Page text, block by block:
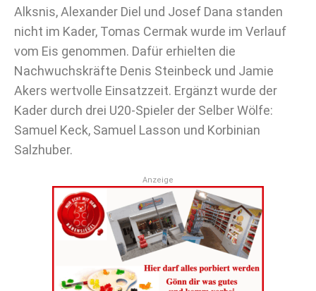
Alksnis, Alexander Diel und Josef Dana standen
nicht im Kader, Tomas Cermak wurde im Verlauf
vom Eis genommen. Dafür erhielten die
Nachwuchskräfte Denis Steinbeck und Jamie
Akers wertvolle Einsatzzeit. Ergänzt wurde der
Kader durch drei U20-Spieler der Selber Wölfe:
Samuel Keck, Samuel Lasson und Korbinian
Salzhuber.
Anzeige